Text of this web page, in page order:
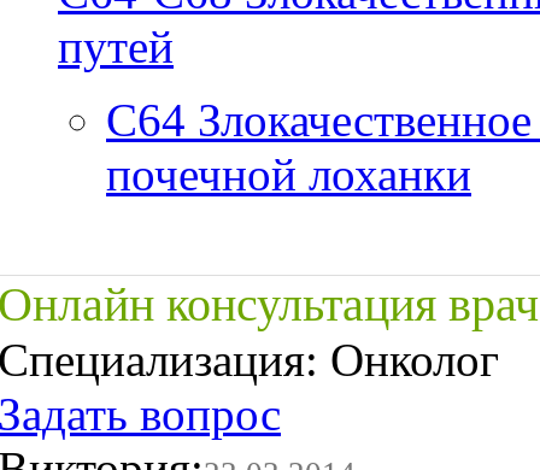
путей
C64
почечной лоханки
консультация
Онколог
вопрос